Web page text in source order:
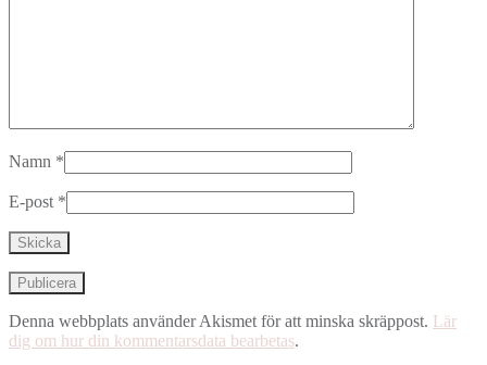
Namn *
E-post *
Denna webbplats använder Akismet för att minska skräppost. Lär
dig om hur din kommentarsdata bearbetas.